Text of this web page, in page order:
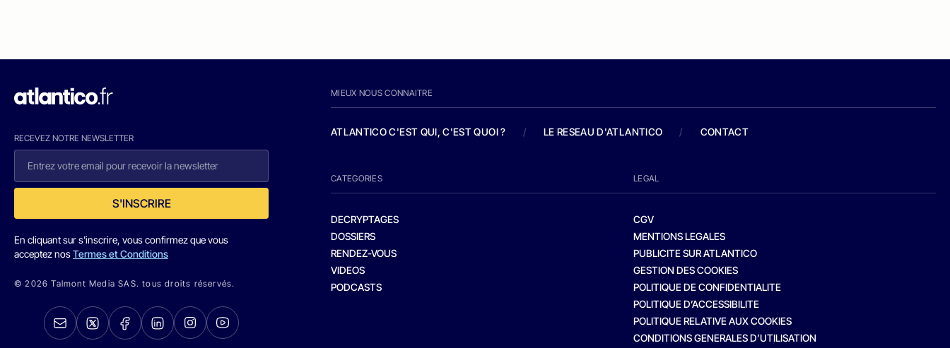
RECEVEZ NOTRE NEWSLETTER
S'INSCRIRE
En cliquant sur s'inscrire, vous confirmez que vous
acceptez nosTermes et Conditions
© 2026 Talmont Media SAS. tous droits réservés.
MIEUX NOUS CONNAITRE
ATLANTICO C'EST QUI, C'EST QUOI ? / LE RESEAU D'ATLANTICO / CONTACT
CATEGORIES
DECRYPTAGES
DOSSIERS
RENDEZ-VOUS
VIDEOS
PODCASTS
LEGAL
CGV
MENTIONS LEGALES
PUBLICITE SUR ATLANTICO
GESTION DES COOKIES
POLITIQUE DE CONFIDENTIALITE
POLITIQUE D’ACCESSIBILITE
POLITIQUE RELATIVE AUX COOKIES
CONDITIONS GENERALES D’UTILISATION